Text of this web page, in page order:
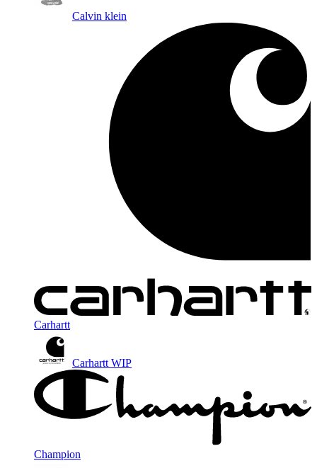
Calvin klein
Carhartt
Carhartt WIP
Champion